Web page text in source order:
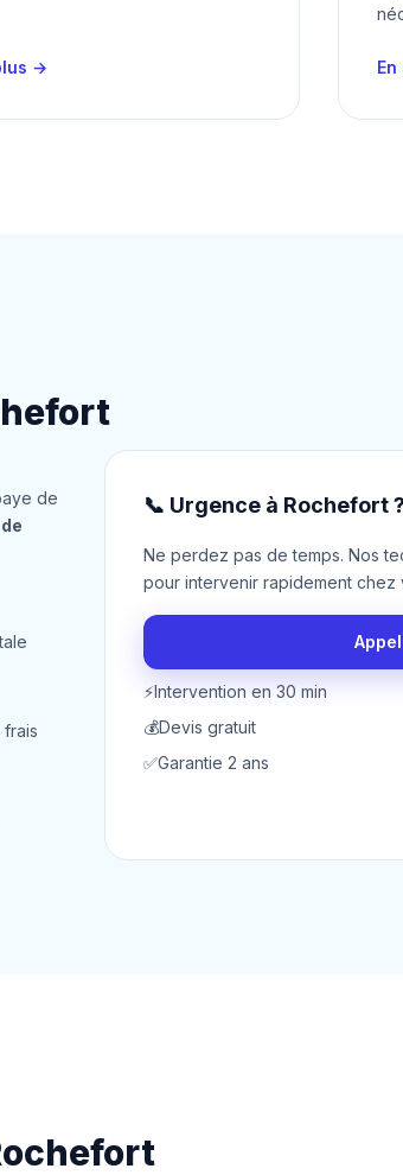
→
de
📞 Urgence à Rochefort ?
Ne perdez pas de temps. Nos
pour intervenir rapidement chez
⚡Intervention en 30 min
💰Devis gratuit
✅Garantie 2 ans